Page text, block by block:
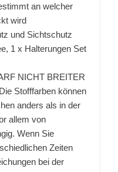
an welcher
wird
und Sichtschutz
1 x Halterungen Set
NICHT BREITER
Stofffarben können
anders als in der
allem von
Wenn Sie
Zeiten
bei der